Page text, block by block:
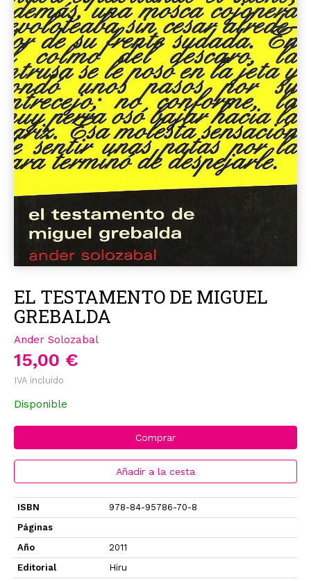
EL TESTAMENTO DE MIGUEL
GREBALDA
Ander Solozabal
15,00 €
IVA incluido
Disponible
Comprar
Añadir a la cesta
ISBN
978-84-95786-70-8
Páginas
Año
2011
Editorial
Hiru